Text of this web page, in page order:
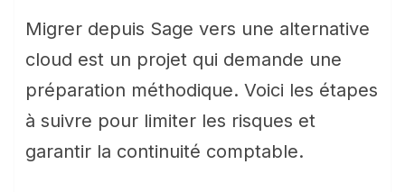
Migrer depuis Sage vers une alternative
cloud est un projet qui demande une
préparation méthodique. Voici les étapes
à suivre pour limiter les risques et
garantir la continuité comptable.